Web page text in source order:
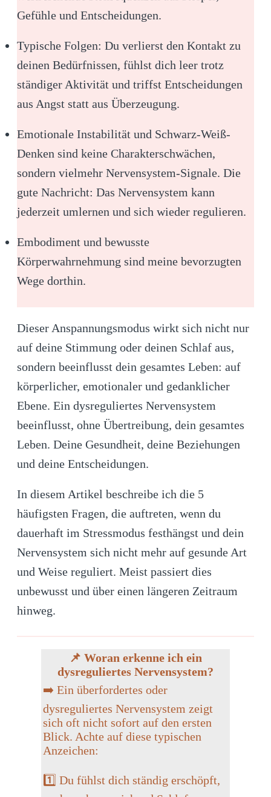
Gefühle und Entscheidungen.
Typische Folgen: Du verlierst den Kontakt zu
deinen Bedürfnissen, fühlst dich leer trotz
ständiger Aktivität und triffst Entscheidungen
aus Angst statt aus Überzeugung.
Emotionale Instabilität und Schwarz-Weiß-
Denken sind keine Charakterschwächen,
sondern vielmehr Nervensystem-Signale. Die
gute Nachricht: Das Nervensystem kann
jederzeit umlernen und sich wieder regulieren.
Embodiment und bewusste
Körperwahrnehmung sind meine bevorzugten
Wege dorthin.
Dieser Anspannungsmodus wirkt sich nicht nur
auf deine Stimmung oder deinen Schlaf aus,
sondern beeinflusst dein gesamtes Leben: auf
körperlicher, emotionaler und gedanklicher
Ebene. Ein dysreguliertes Nervensystem
beeinflusst, ohne Übertreibung, dein gesamtes
Leben. Deine Gesundheit, deine Beziehungen
und deine Entscheidungen.
In diesem Artikel beschreibe ich die 5
häufigsten Fragen, die auftreten, wenn du
dauerhaft im Stressmodus festhängst und dein
Nervensystem sich nicht mehr auf gesunde Art
und Weise reguliert. Meist passiert dies
unbewusst und über einen längeren Zeitraum
hinweg.
📌 Woran erkenne ich ein
dysreguliertes Nervensystem?
➡️ Ein überfordertes oder
dysreguliertes Nervensystem zeigt
sich oft nicht sofort auf den ersten
Blick. Achte auf diese typischen
Anzeichen:
1️⃣ Du fühlst dich ständig erschöpft,